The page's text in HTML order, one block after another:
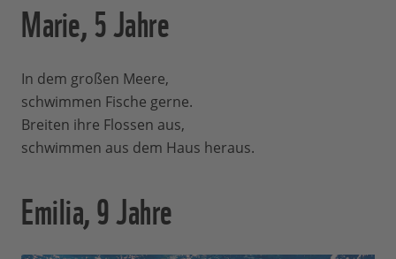
Marie, 5 Jahre
In dem großen Meere,
schwimmen Fische gerne.
Breiten ihre Flossen aus,
schwimmen aus dem Haus heraus.
Emilia, 9 Jahre